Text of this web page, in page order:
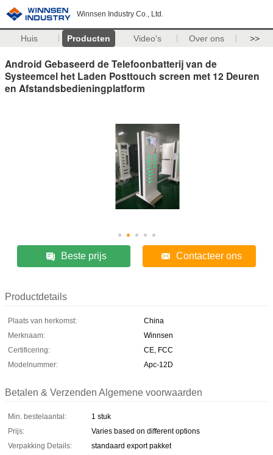
Winnsen Industry Co., Ltd.
Huis Producten Video's Over ons >>
Android Gebaseerd de Telefoonbatterij van de
Systeemcel het Laden Posttouch screen met 12 Deuren
en Afstandsbedieningplatform
Beste prijs Contacteer ons
Productdetails
Plaats van herkomst:
China
Merknaam:
Winnsen
Certificering:
CE, FCC
Modelnummer:
Apc-12D
Betalen & Verzenden Algemene voorwaarden
Min. bestelaantal:
1 stuk
Prijs:
Varies based on different options
Verpakking Details:
standaard export pakket